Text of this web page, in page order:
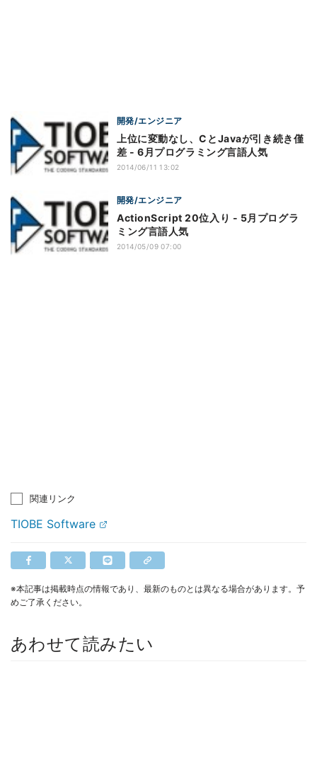
開発/エンジニア
上位に変動なし、CとJavaが引き続き僅
差 - 6月プログラミング言語人気
2014/06/11 13:02
開発/エンジニア
ActionScript 20位入り - 5月プログラ
ミング言語人気
2014/05/09 07:00
関連リンク
TIOBE Software
※本記事は掲載時点の情報であり、最新のものとは異なる場合があります。予
めご了承ください。
あわせて読みたい